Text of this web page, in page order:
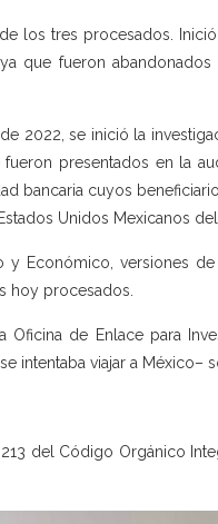
los tres procesados.
que fueron
2022, se inició la
presentados en la
bancaria cuyos
Unidos Mexicanos
y Económico, versiones
hoy procesados.
de Enlace para
intentaba viajar a México–
del Código Orgánico